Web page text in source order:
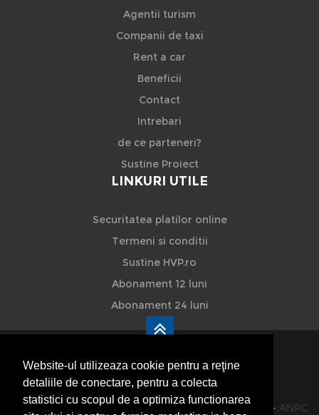
Website-ul utilizeaza cookie pentru a reţine
detaliile de conectare, pentru a colecta
statistici cu scopul de a optimiza functionarea
Agentii turism
Companii de taxi
Rent a car
Beneficii
Contact
Intrebari
de ce parteneri?
Sustine Proiect
LINKURI UTILE
Securitatea platilor online
Termeni si conditii
Sustine HVP.ro
Abonament 12 luni
Abonament 24 luni
HVP - Hoteluri Vile Pensiuni
© 2014-2026 Powered byVilonMedia&TekaBility - ANPC